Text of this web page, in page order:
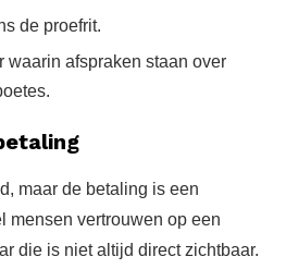
de proefrit.
waarin afspraken staan over
maar de betaling is een
mensen vertrouwen op een
die is niet altijd direct zichtbaar.